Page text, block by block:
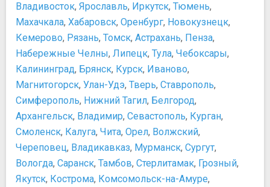
Владивосток, Ярославль, Иркутск, Тюмень,
Махачкала, Хабаровск, Оренбург, Новокузнецк,
Кемерово, Рязань, Томск, Астрахань, Пенза,
Набережные Челны, Липецк, Тула, Чебоксары,
Калининград, Брянск, Курск, Иваново,
Магнитогорск, Улан-Удэ, Тверь, Ставрополь,
Симферополь, Нижний Тагил, Белгород,
Архангельск, Владимир, Севастополь, Курган,
Смоленск, Калуга, Чита, Орел, Волжский,
Череповец, Владикавказ, Мурманск, Сургут,
Вологда, Саранск, Тамбов, Стерлитамак, Грозный,
Якутск, Кострома, Комсомольск-на-Амуре,